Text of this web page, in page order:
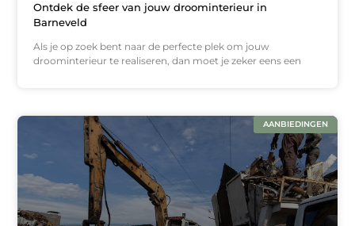
Ontdek de sfeer van jouw droominterieur in
Barneveld
Als je op zoek bent naar de perfecte plek om jouw
droominterieur te realiseren, dan moet je zeker eens een
AANBIEDINGEN